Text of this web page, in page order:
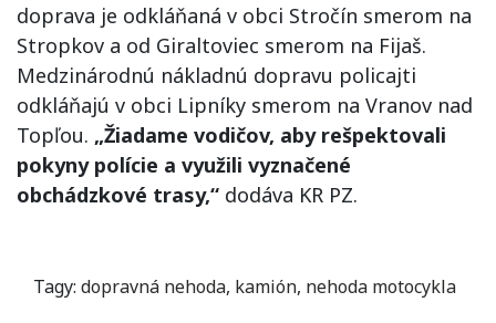
doprava je odkláňaná v obci Stročín smerom na
Stropkov a od Giraltoviec smerom na Fijaš.
Medzinárodnú nákladnú dopravu policajti
odkláňajú v obci Lipníky smerom na Vranov nad
Topľou. „Žiadame vodičov, aby rešpektovali
pokyny polície a využili vyznačené
obchádzkové trasy,“ dodáva KR PZ.
Tagy: dopravná nehoda, kamión, nehoda motocykla